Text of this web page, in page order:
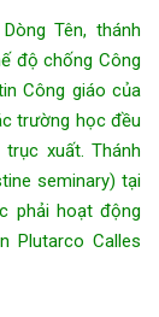
Tên, thánh
độ chống Công
Công giáo của
trường học đều
xuất. Thánh
seminary) tại
phải hoạt động
Plutarco Calles